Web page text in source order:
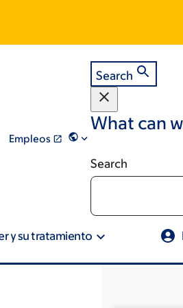
Empleos
Search
What can
Search
y su tratamiento